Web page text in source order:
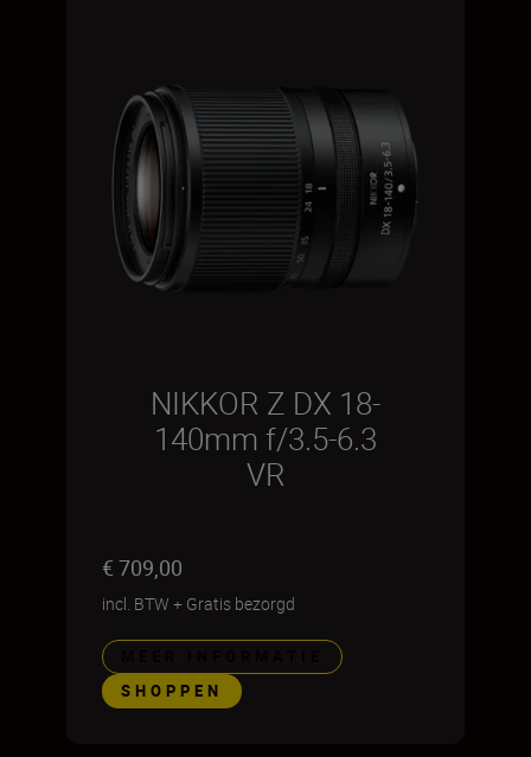
NIKKOR Z DX 18-
140mm f/3.5-6.3
VR
€ 709,00
incl. BTW + Gratis bezorgd
SHOPPEN